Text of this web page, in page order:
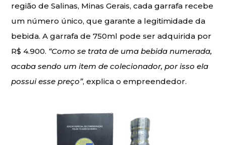
região de Salinas, Minas Gerais, cada garrafa recebe
um número único, que garante a legitimidade da
bebida. A garrafa de 750ml pode ser adquirida por
R$ 4.900. “Como se trata de uma bebida numerada,
acaba sendo um item de colecionador, por isso ela
possui esse preço”, explica o empreendedor.